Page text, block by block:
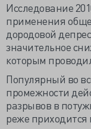
Исследование
применения
дородовой
значительное
которым
Популярный во
промежности
разрывов в
реже